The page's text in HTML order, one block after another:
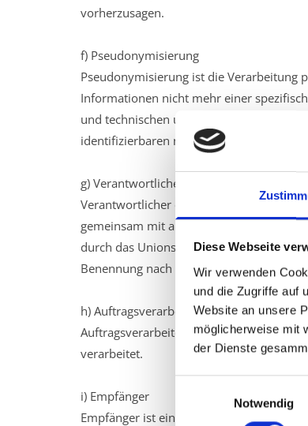
Diese Webseite
Wir verwenden
und die Zugriffe auf
Website an unsere
möglicherweise mit
der Dienste
Notwendig
vorherzusagen.
f) Pseudonymisierung
Pseudonymisierung ist die Verarbeitung
Informationen nicht mehr einer
und technischen und organisatorischen
identifizierbaren natürlichen Person
g) Verantwortlicher oder für die
Verantwortlicher oder für die
gemeinsam mit anderen über die
durch das Unionsrecht oder das Recht
Benennung nach dem Unionsrecht oder
h) Auftragsverarbeiter
Auftragsverarbeiter ist eine natürliche
verarbeitet.
i) Empfänger
Empfänger ist eine natürliche oder